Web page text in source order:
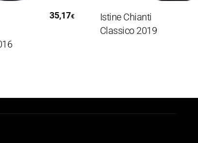
35,17€
Istine Chianti
Classico 2019